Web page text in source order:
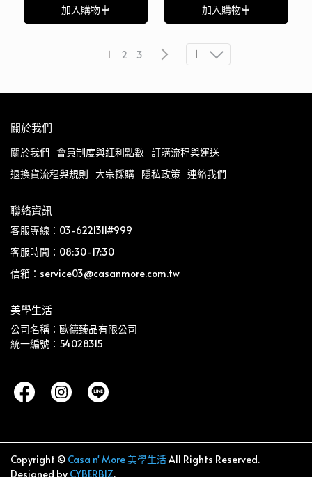
加入購物車 加入購物車
1 2 3 1
關於我們
關於我們 會員制度與紅利點數 訂購流程與運送
退換貨流程與規則 大宗採購 隱私政策 連絡我們
聯絡資訊
客服專線：03-6221311#999
客服時間：08:30-17:30
信箱：service03@casanmore.com.tw
美學生活
公司名稱：歐德臻品有限公司
統一編號：54028315
Copyright © Casa n' More 美學生活All Rights Reserved.
Designed by CYBERBIZ.